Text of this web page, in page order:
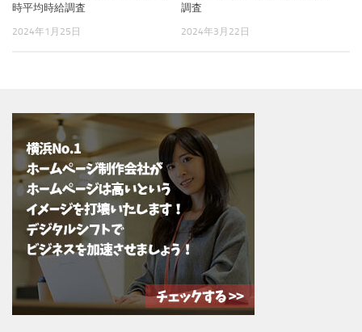
時平均時給調査
2024年1月25日
調査
2024年3月22日